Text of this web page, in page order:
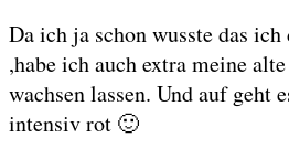
Da ich ja schon wusste das
,habe ich auch extra meine
wachsen lassen. Und auf geht
intensiv rot 🙂